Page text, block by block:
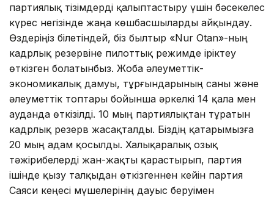
партиялық тізімдерді қалыптастыру үшін бәсекелес
күрес негізінде жаңа көшбасшыларды айқындау.
Өздеріңіз білетіндей, біз былтыр «Nur Otan»-ның
кадрлық резервіне пилоттық режимде іріктеу
өткізген болатынбыз. Жоба әлеуметтік-
экономикалық дамуы, тұрғындарының саны және
әлеуметтік топтары бойынша әркелкі 14 қала мен
ауданда өткізілді. 10 мың партиялықтан тұратын
кадрлық резерв жасақталды. Біздің қатарымызға
20 мың адам қосылды. Халықаралық озық
тәжірибелерді жан-жақты қарастырып, партия
ішінде қызу талқыдан өткізгеннен кейін партия
Саяси кеңесі мүшелерінің дауыс беруімен